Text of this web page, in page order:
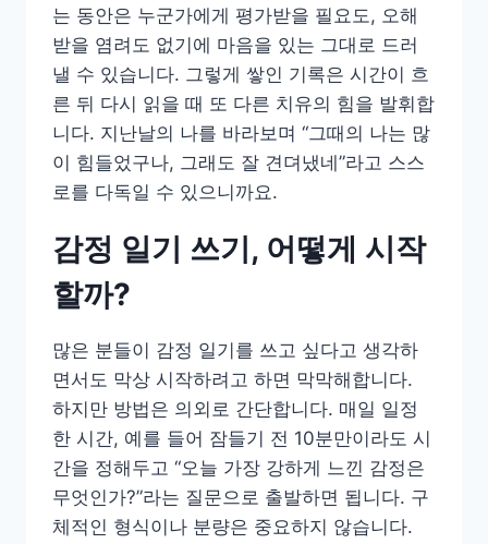
는 동안은 누군가에게 평가받을 필요도, 오해
받을 염려도 없기에 마음을 있는 그대로 드러
낼 수 있습니다. 그렇게 쌓인 기록은 시간이 흐
른 뒤 다시 읽을 때 또 다른 치유의 힘을 발휘합
니다. 지난날의 나를 바라보며 “그때의 나는 많
이 힘들었구나, 그래도 잘 견뎌냈네”라고 스스
로를 다독일 수 있으니까요.
감정 일기 쓰기, 어떻게 시작
할까?
많은 분들이 감정 일기를 쓰고 싶다고 생각하
면서도 막상 시작하려고 하면 막막해합니다.
하지만 방법은 의외로 간단합니다. 매일 일정
한 시간, 예를 들어 잠들기 전 10분만이라도 시
간을 정해두고 “오늘 가장 강하게 느낀 감정은
무엇인가?”라는 질문으로 출발하면 됩니다. 구
체적인 형식이나 분량은 중요하지 않습니다.